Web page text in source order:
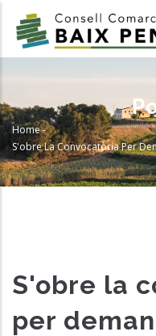
main
Breadcrumb
Home-
S'obre La Convocatòria Per
S'obre la
per